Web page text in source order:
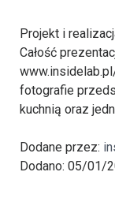
Projekt i
Całość
fotografie
kuchnią oraz
Dodane przez:
Dodano: 05/01/